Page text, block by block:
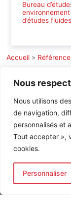
Nous
Nous utilisons
de navigation,
personnalisés et
Tout accepter »,
cookies.
Personnaliser
Bureau
environnement
d’études fluides
Accueil »